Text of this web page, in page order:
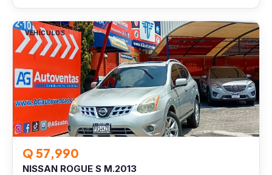
VEHÍCULOS
Q 57,990
NISSAN ROGUE S M.2013